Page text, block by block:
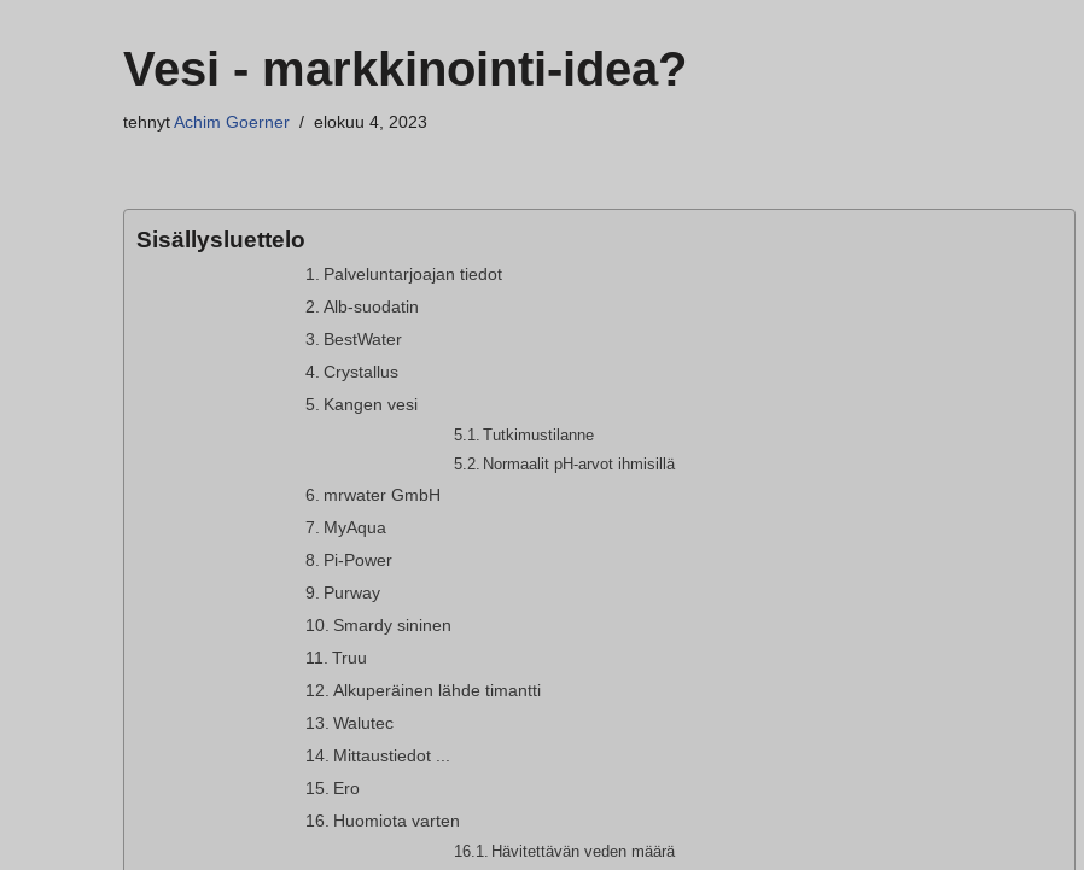
Vesi - markkinointi-idea?
tehnytAchim Goerner elokuu 4, 2023
Sisällysluettelo
Palveluntarjoajan tiedot
Alb-suodatin
BestWater
Crystallus
Kangen vesi
Tutkimustilanne
Normaalit pH-arvot ihmisillä
mrwater GmbH
MyAqua
Pi-Power
Purway
Smardy sininen
Truu
Alkuperäinen lähde timantti
Walutec
Mittaustiedot ...
Ero
Huomiota varten
Hävitettävän veden määrä